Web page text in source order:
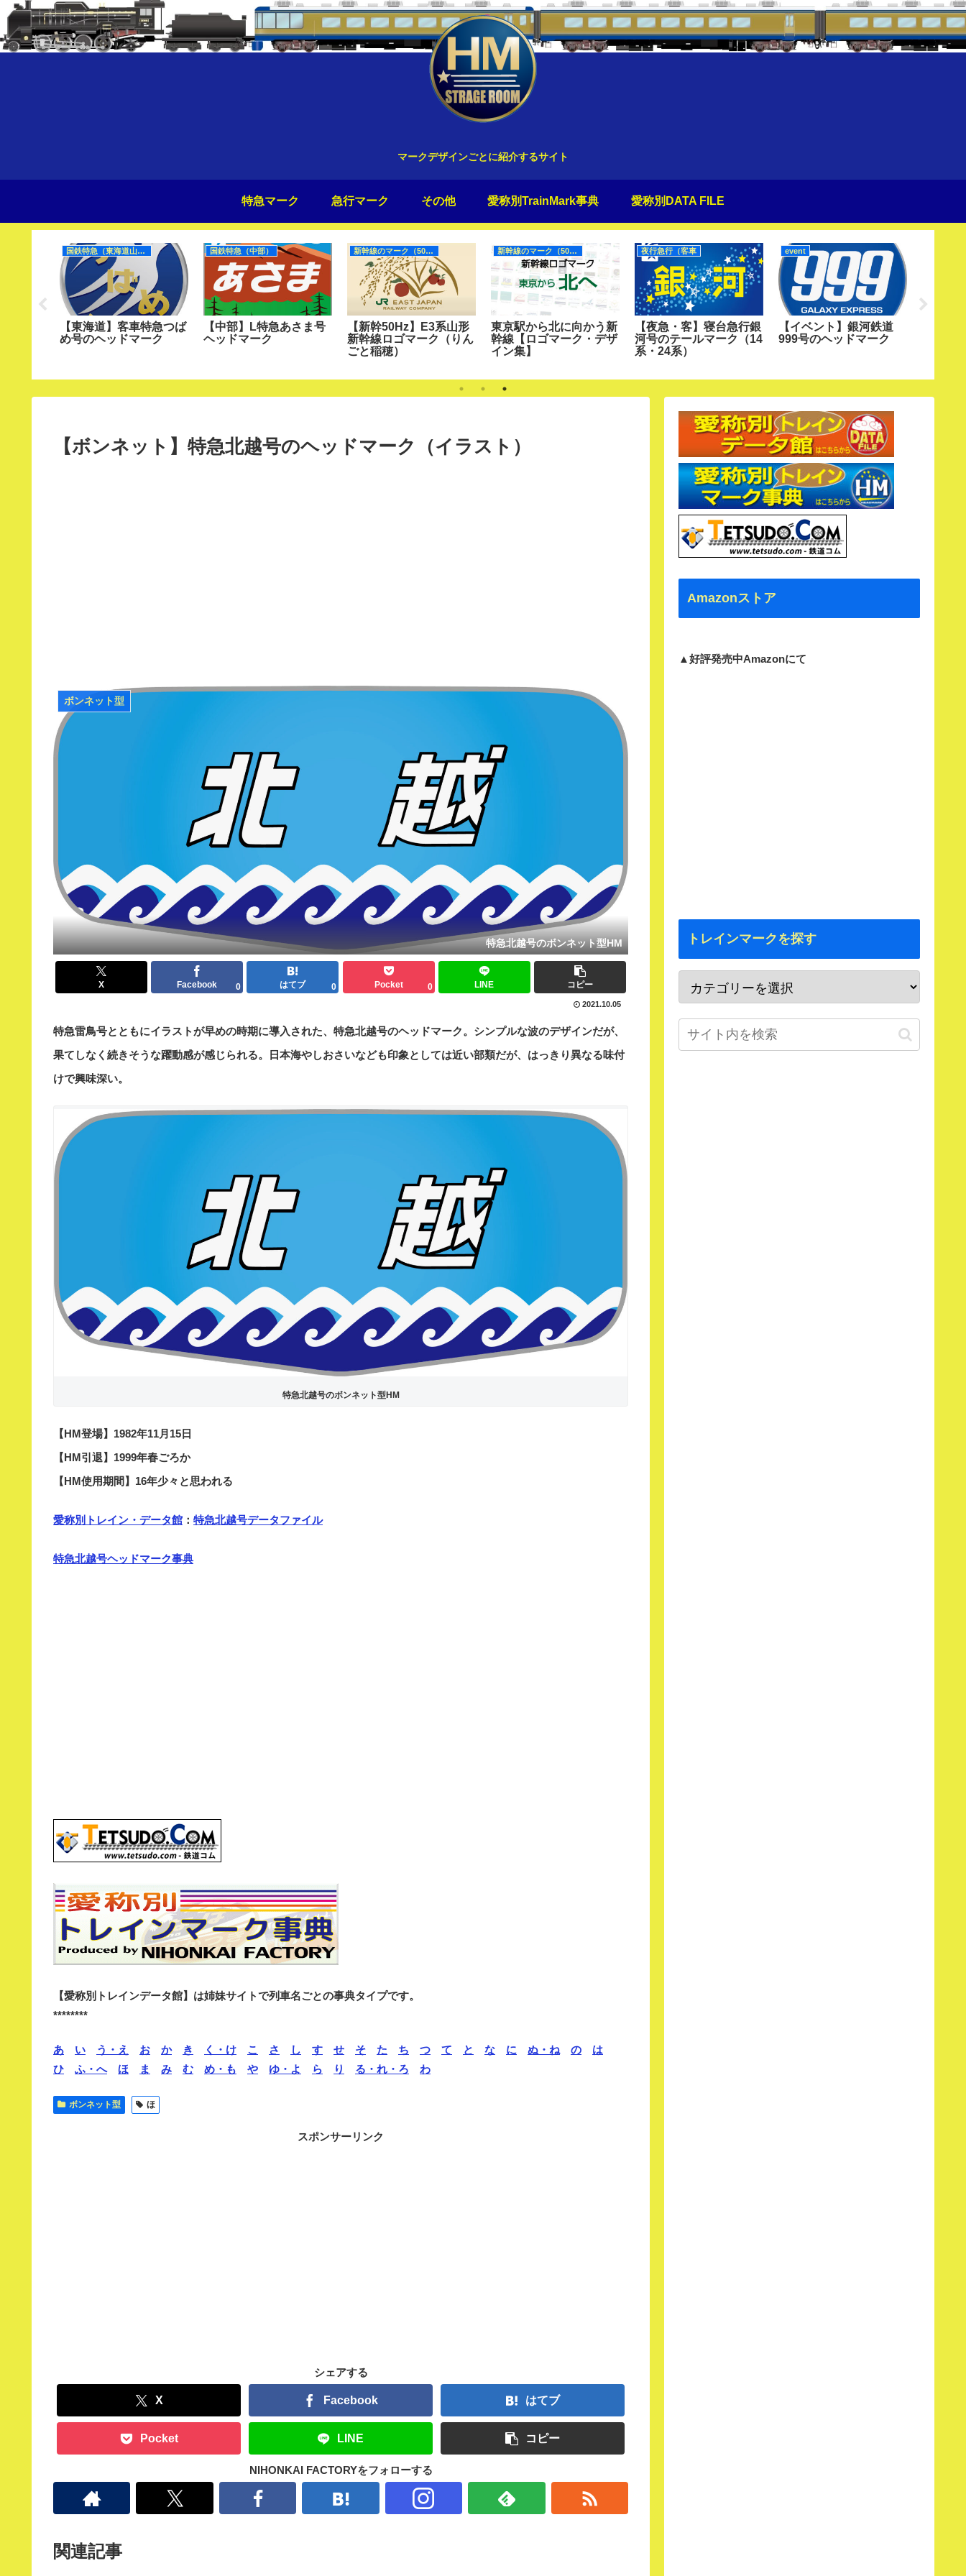
マークデザインごとに紹介するサイト
特急マーク 急行マーク その他 愛称別TrainMark事典 愛称別DATA FILE
国鉄特急（東海道山陽）
【東海道】客車特急つば
め号のヘッドマーク
国鉄特急（中部）
【中部】L特急あさま号
ヘッドマーク
新幹線のマーク（50Hz）
【新幹50Hz】E3系山形
新幹線ロゴマーク（りん
ごと稲穂）
新幹線のマーク（50Hz）
東京駅から北に向かう新
幹線【ロゴマーク・デザ
イン集】
夜行急行（客車
【夜急・客】寝台急行銀
河号のテールマーク（14
系・24系）
event
【イベント】銀河鉄道
999号のヘッドマーク
【ボンネット】特急北越号のヘッドマーク（イラスト）
ボンネット型
特急北越号のボンネット型HM
X Facebook 0 はてブ 0 Pocket 0 LINE コピー
2021.10.05
特急雷鳥号とともにイラストが早めの時期に導入された、特急北越号のヘッドマーク。シンプルな波のデザインだが、
果てしなく続きそうな躍動感が感じられる。日本海やしおさいなども印象としては近い部類だが、はっきり異なる味付
けで興味深い。
特急北越号のボンネット型HM
【HM登場】1982年11月15日
【HM引退】1999年春ごろか
【HM使用期間】16年少々と思われる
愛称別トレイン・データ館 ： 特急北越号データファイル
特急北越号ヘッドマーク事典
【愛称別トレインデータ館】は姉妹サイトで列車名ごとの事典タイプです。
********
あ い う・え お か き く・け こ さ し す せ そ た ち つ て と な に ぬ・ね の
は
ひ
ふ・へ ほ ま み む め・も や ゆ・よ ら り る・れ・ろ わ
ボンネット型 ほ
スポンサーリンク
シェアする
X Facebook はてブ
Pocket LINE コピー
NIHONKAI FACTORYをフォローする
関連記事
Amazonストア
▲好評発売中Amazonにて
トレインマークを探す